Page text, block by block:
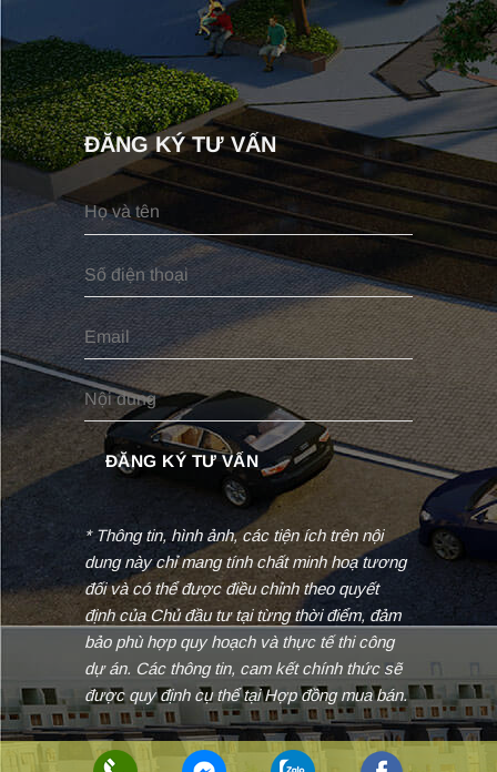
ĐĂNG KÝ TƯ VẤN
* Thông tin, hình ảnh, các tiện ích trên nội
dung này chỉ mang tính chất minh hoạ tương
đối và có thể được điều chỉnh theo quyết
định của Chủ đầu tư tại từng thời điểm, đảm
bảo phù hợp quy hoạch và thực tế thi công
dự án. Các thông tin, cam kết chính thức sẽ
được quy định cụ thể tại Hợp đồng mua bán.